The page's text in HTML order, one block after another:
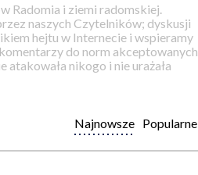
Radomia i ziemi radomskiej.
naszych Czytelników; dyskusji
hejtu w Internecie i wspieramy
do norm akceptowanych
nikogo i nie urażała
Popularne
Najnowsze